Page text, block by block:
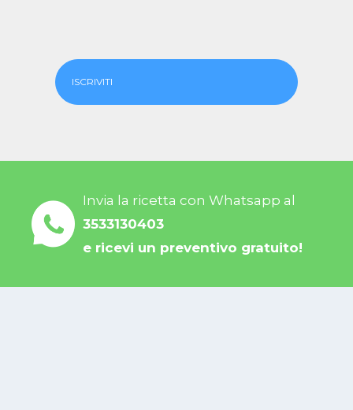
ISCRIVITI
Invia la ricetta con Whatsapp al
3533130403
e ricevi un preventivo gratuito!